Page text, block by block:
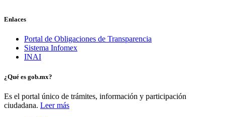
Enlaces
Portal de Obligaciones de Transparencia
Sistema Infomex
INAI
¿Qué es gob.mx?
Es el portal único de trámites, información y participación
ciudadana. Leer más